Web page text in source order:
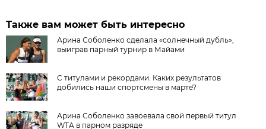
Также вам может быть интересно
Арина Соболенко сделала «солнечный дубль»,
выиграв парный турнир в Майами
C титулами и рекордами. Каких результатов
добились наши спортсмены в марте?
Арина Соболенко завоевала свой первый титул
WTA в парном разряде